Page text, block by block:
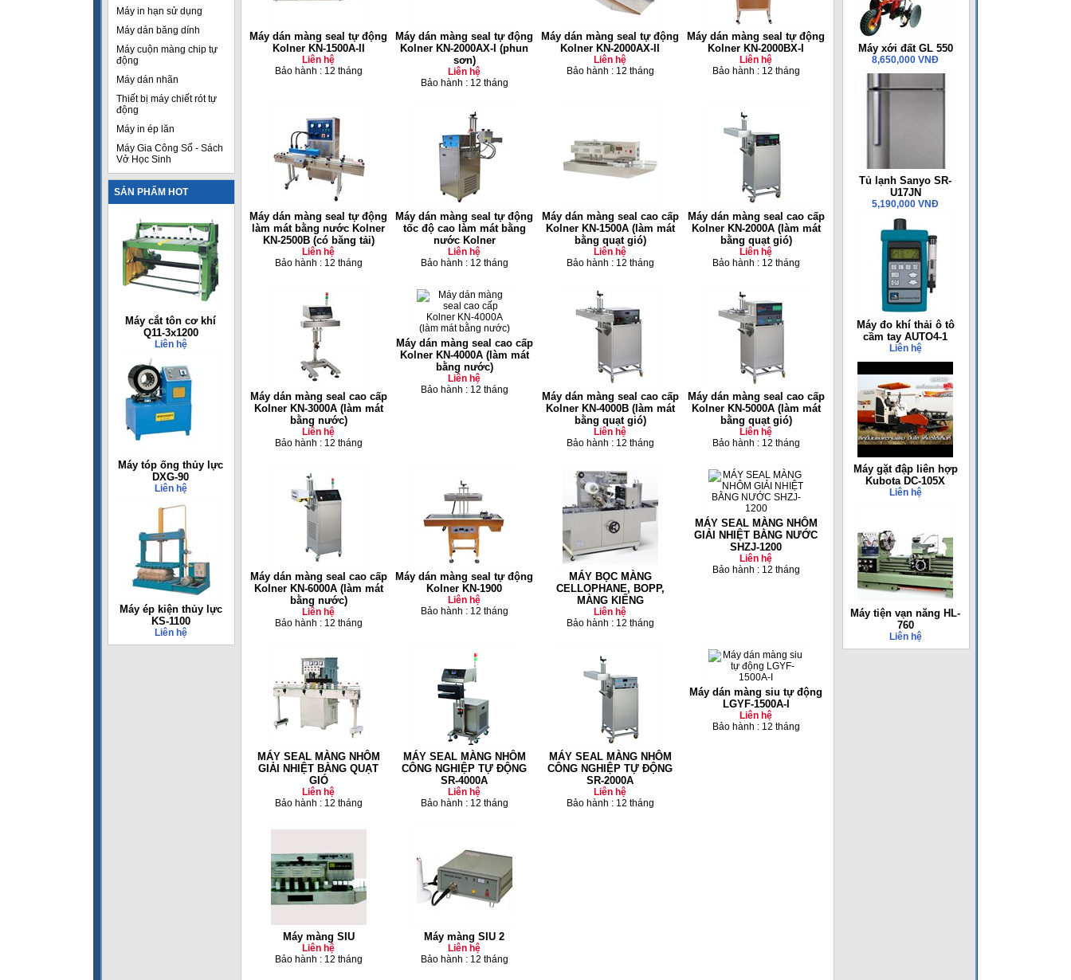
Máy in hạn sử dụng
Máy dán băng dính
Máy cuộn màng chip tự
động
Máy dán nhãn
Thiết bị máy chiết rót tự
động
Máy in ép lăn
Máy Gia Công Sổ - Sách
Vở Học Sinh
SẢN PHẨM HOT
Máy cắt tôn cơ khí
Q11-3x1200
Liên hệ
Máy tóp ống thủy lực
DXG-90
Liên hệ
Máy ép kiện thủy lực
KS-1100
Liên hệ
Máy dán màng seal tự động
Kolner KN-1500A-II
Liên hệ
Bảo hành : 12 tháng
Máy dán màng seal tự động
Kolner KN-2000AX-I (phun
sơn)
Liên hệ
Bảo hành : 12 tháng
Máy dán màng seal tự động
Kolner KN-2000AX-II
Liên hệ
Bảo hành : 12 tháng
Máy dán màng seal tự động
Kolner KN-2000BX-I
Liên hệ
Bảo hành : 12 tháng
Máy dán màng seal tự động
làm mát bằng nước Kolner
KN-2500B (có băng tải)
Liên hệ
Bảo hành : 12 tháng
Máy dán màng seal tự động
tốc độ cao làm mát bằng
nước Kolner
Liên hệ
Bảo hành : 12 tháng
Máy dán màng seal cao cấp
Kolner KN-1500A (làm mát
bằng quạt gió)
Liên hệ
Bảo hành : 12 tháng
Máy dán màng seal cao cấp
Kolner KN-2000A (làm mát
bằng quạt gió)
Liên hệ
Bảo hành : 12 tháng
Máy dán màng seal cao cấp
Kolner KN-3000A (làm mát
bằng nước)
Liên hệ
Bảo hành : 12 tháng
Máy dán màng seal cao cấp
Kolner KN-4000A (làm mát
bằng nước)
Liên hệ
Bảo hành : 12 tháng
Máy dán màng seal cao cấp
Kolner KN-4000B (làm mát
bằng quạt gió)
Liên hệ
Bảo hành : 12 tháng
Máy dán màng seal cao cấp
Kolner KN-5000A (làm mát
bằng quạt gió)
Liên hệ
Bảo hành : 12 tháng
Máy dán màng seal cao cấp
Kolner KN-6000A (làm mát
bằng nước)
Liên hệ
Bảo hành : 12 tháng
Máy dán màng seal tự động
Kolner KN-1900
Liên hệ
Bảo hành : 12 tháng
MÁY BỌC MÀNG
CELLOPHANE, BOPP,
MÀNG KIẾNG
Liên hệ
Bảo hành : 12 tháng
MÁY SEAL MÀNG NHÔM
GIẢI NHIỆT BẰNG NƯỚC
SHZJ-1200
Liên hệ
Bảo hành : 12 tháng
MÁY SEAL MÀNG NHÔM
GIẢI NHIỆT BẰNG QUẠT
GIÓ
Liên hệ
Bảo hành : 12 tháng
MÁY SEAL MÀNG NHÔM
CÔNG NGHIỆP TỰ ĐỘNG
SR-4000A
Liên hệ
Bảo hành : 12 tháng
MÁY SEAL MÀNG NHÔM
CÔNG NGHIỆP TỰ ĐỘNG
SR-2000A
Liên hệ
Bảo hành : 12 tháng
Máy dán màng siu tự động
LGYF-1500A-I
Liên hệ
Bảo hành : 12 tháng
Máy màng SIU
Liên hệ
Bảo hành : 12 tháng
Máy màng SIU 2
Liên hệ
Bảo hành : 12 tháng
Máy xới đất GL 550
8,650,000 VNĐ
Tủ lạnh Sanyo SR-
U17JN
5,190,000 VNĐ
Máy đo khí thải ô tô
cầm tay AUTO4-1
Liên hệ
Máy gặt đập liên hợp
Kubota DC-105X
Liên hệ
Máy tiện vạn năng HL-
760
Liên hệ